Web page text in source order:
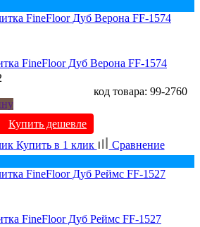
FineFloor Дуб Верона FF-1574
код товара: 99-2760
Купить дешевле
Купить в 1 клик
Сравнение
FineFloor Дуб Реймс FF-1527